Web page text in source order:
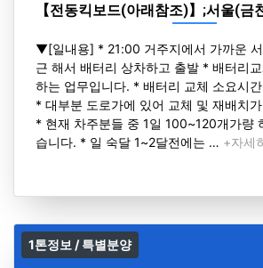
【전동킥보드(아래참조)】;서울(금
▼[일내용] * 21:00 거주지에서 가까운
근 해서 배터리 상차하고 출발 * 배터리
하는 업무입니다. * 배터리 교체 소요시
* 대부분 도로가에 있어 교체 및 재배치
* 현재 차주분들 중 1일 100~120개가량
습니다. * 일 숙달 1~2달전에는 … +자세
1톤정보 / 특별분양